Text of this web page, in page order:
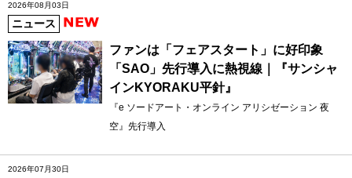
2026年08月03日
ニュース
ファンは「フェアスタート」に好印象
「SAO」先行導入に熱視線｜『サンシャ
インKYORAKU平針』
『e ソードアート・オンライン アリシゼーション 夜
空』先行導入
2026年07月30日